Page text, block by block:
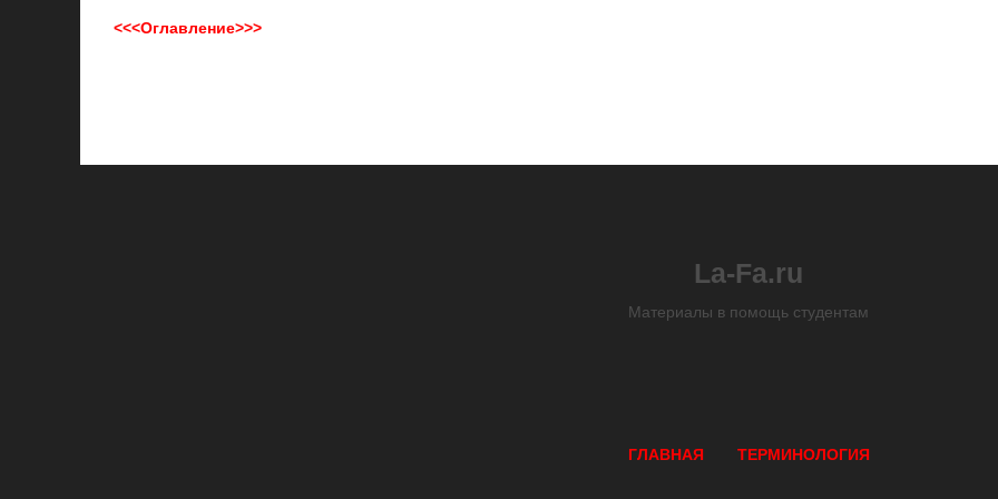
<<<Оглавление>>>
La-Fa.ru
Материалы в помощь студентам
ГЛАВНАЯ ТЕРМИНОЛОГИЯ